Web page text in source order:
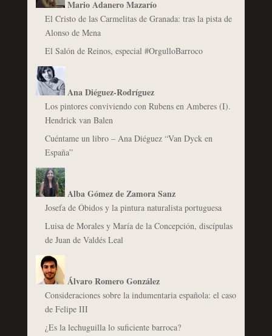
Mario Adanero Mazarío
El Cristo de las Carmelitas de Granada: tras la pista de
Alonso de Mena
El Salón de Reinos, especial #OrgulloBarroco
Ana Diéguez-Rodríguez
Los pintores conviviendo con Rubens en Amberes (I).
Hendrick van Balen
Cuéntame un libro – Ana Diéguez “Van Dyck en
España”
Alba Gómez de Zamora Sanz
Josefa de Óbidos y la pintura naturalista portuguesa
Luisa de Morales y María de la Concepción, discípulas
de Juan de Valdés Leal
Álvaro Romero González
Consideraciones sobre la indumentaria española: el caso
de Felipe III
¿Es la lechuguilla lo suficiente barroca?